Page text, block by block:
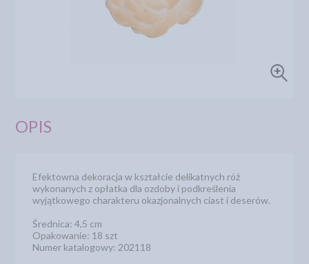
OPIS
Efektowna dekoracja w kształcie delikatnych róż
wykonanych z opłatka dla ozdoby i podkreślenia
wyjątkowego charakteru okazjonalnych ciast i deserów.
Średnica: 4,5 cm
Opakowanie: 18 szt
Numer katalogowy: 202118